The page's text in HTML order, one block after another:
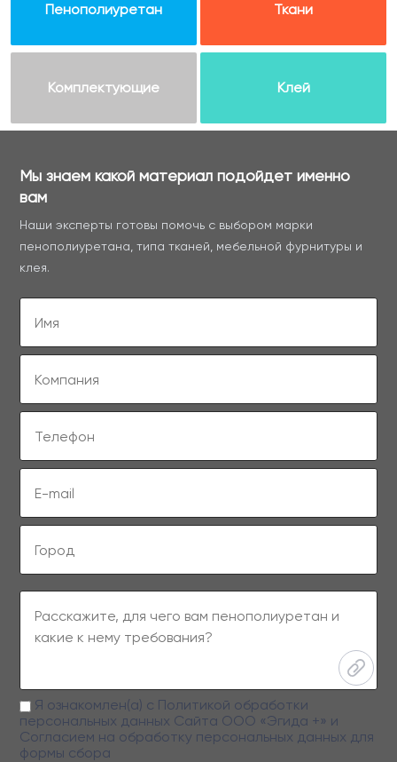
Пенополиуретан Ткани
Комплектующие Клей
Мы знаем какой материал подойдет именно
вам
Наши эксперты готовы помочь с выбором марки
пенополиуретана, типа тканей, мебельной фурнитуры и
клея.
Я ознакомлен(а) с Политикой обработки
персональных данных Сайта ООО «Эгида +» и
Согласием на обработку персональных данных для
формы сбора